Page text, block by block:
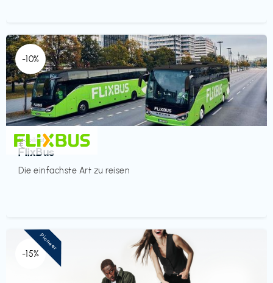
-10%
Mobilität
FlixBus
Die einfachste Art zu reisen
€‎
-15%
Pioneer